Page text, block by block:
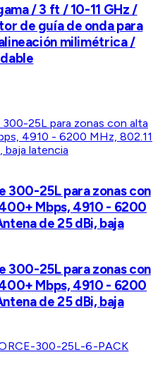
/ 3 ft / 10-11 GHz /
de guía de onda para
milimétrica /
300-25L para zonas con
Mbps, 4910 - 6200
de 25 dBi, baja
300-25L para zonas con
Mbps, 4910 - 6200
de 25 dBi, baja
300-25L-6-PACK